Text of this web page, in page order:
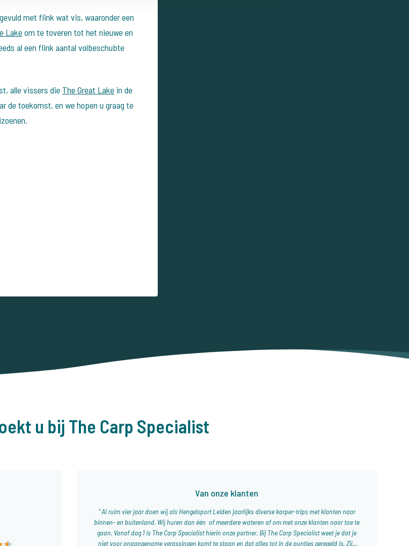
met flink wat vis, waaronder een
Lakeom te toveren tot het nieuwe en
al een flink aantal volbeschubte
alle vissers die The Great Lake in de
de toekomst, en we hopen u graag te
u bij The Carp Specialist
Van onze klanten
Al ruim vier jaar doen wij als Hengelsport Leiden jaarlijks diverse karper-trips met klanten naar
binnen- en buitenland. Wij huren dan één of meerdere wateren af om met onze klanten naar toe te
gaan. Vanaf dag 1 is The Carp Specialist hierin onze partner. Bij The Carp Specialist weet je dat je
niet voor onaangename verassingen komt te staan en dat alles tot in de puntjes geregeld is. Zijn